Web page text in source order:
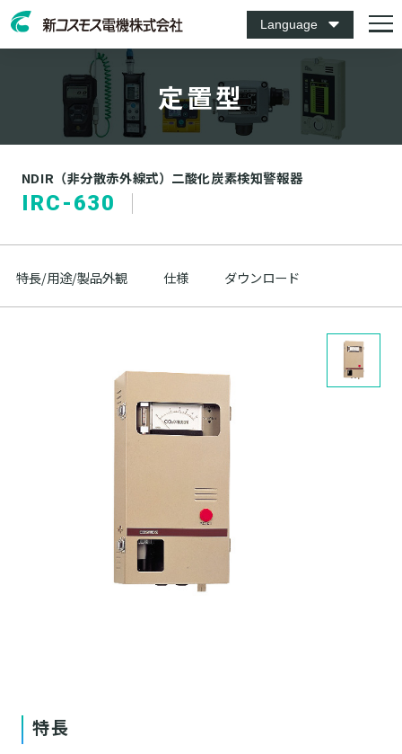
Language
定置型
NDIR（非分散赤外線式）二酸化炭素検知警報器
IRC-630
特長/用途/製品外観 仕様 ダウンロード
特長